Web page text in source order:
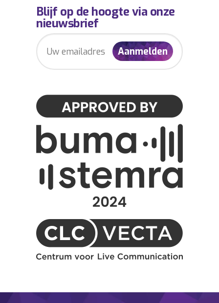
Blijf op de hoogte via onze
nieuwsbrief